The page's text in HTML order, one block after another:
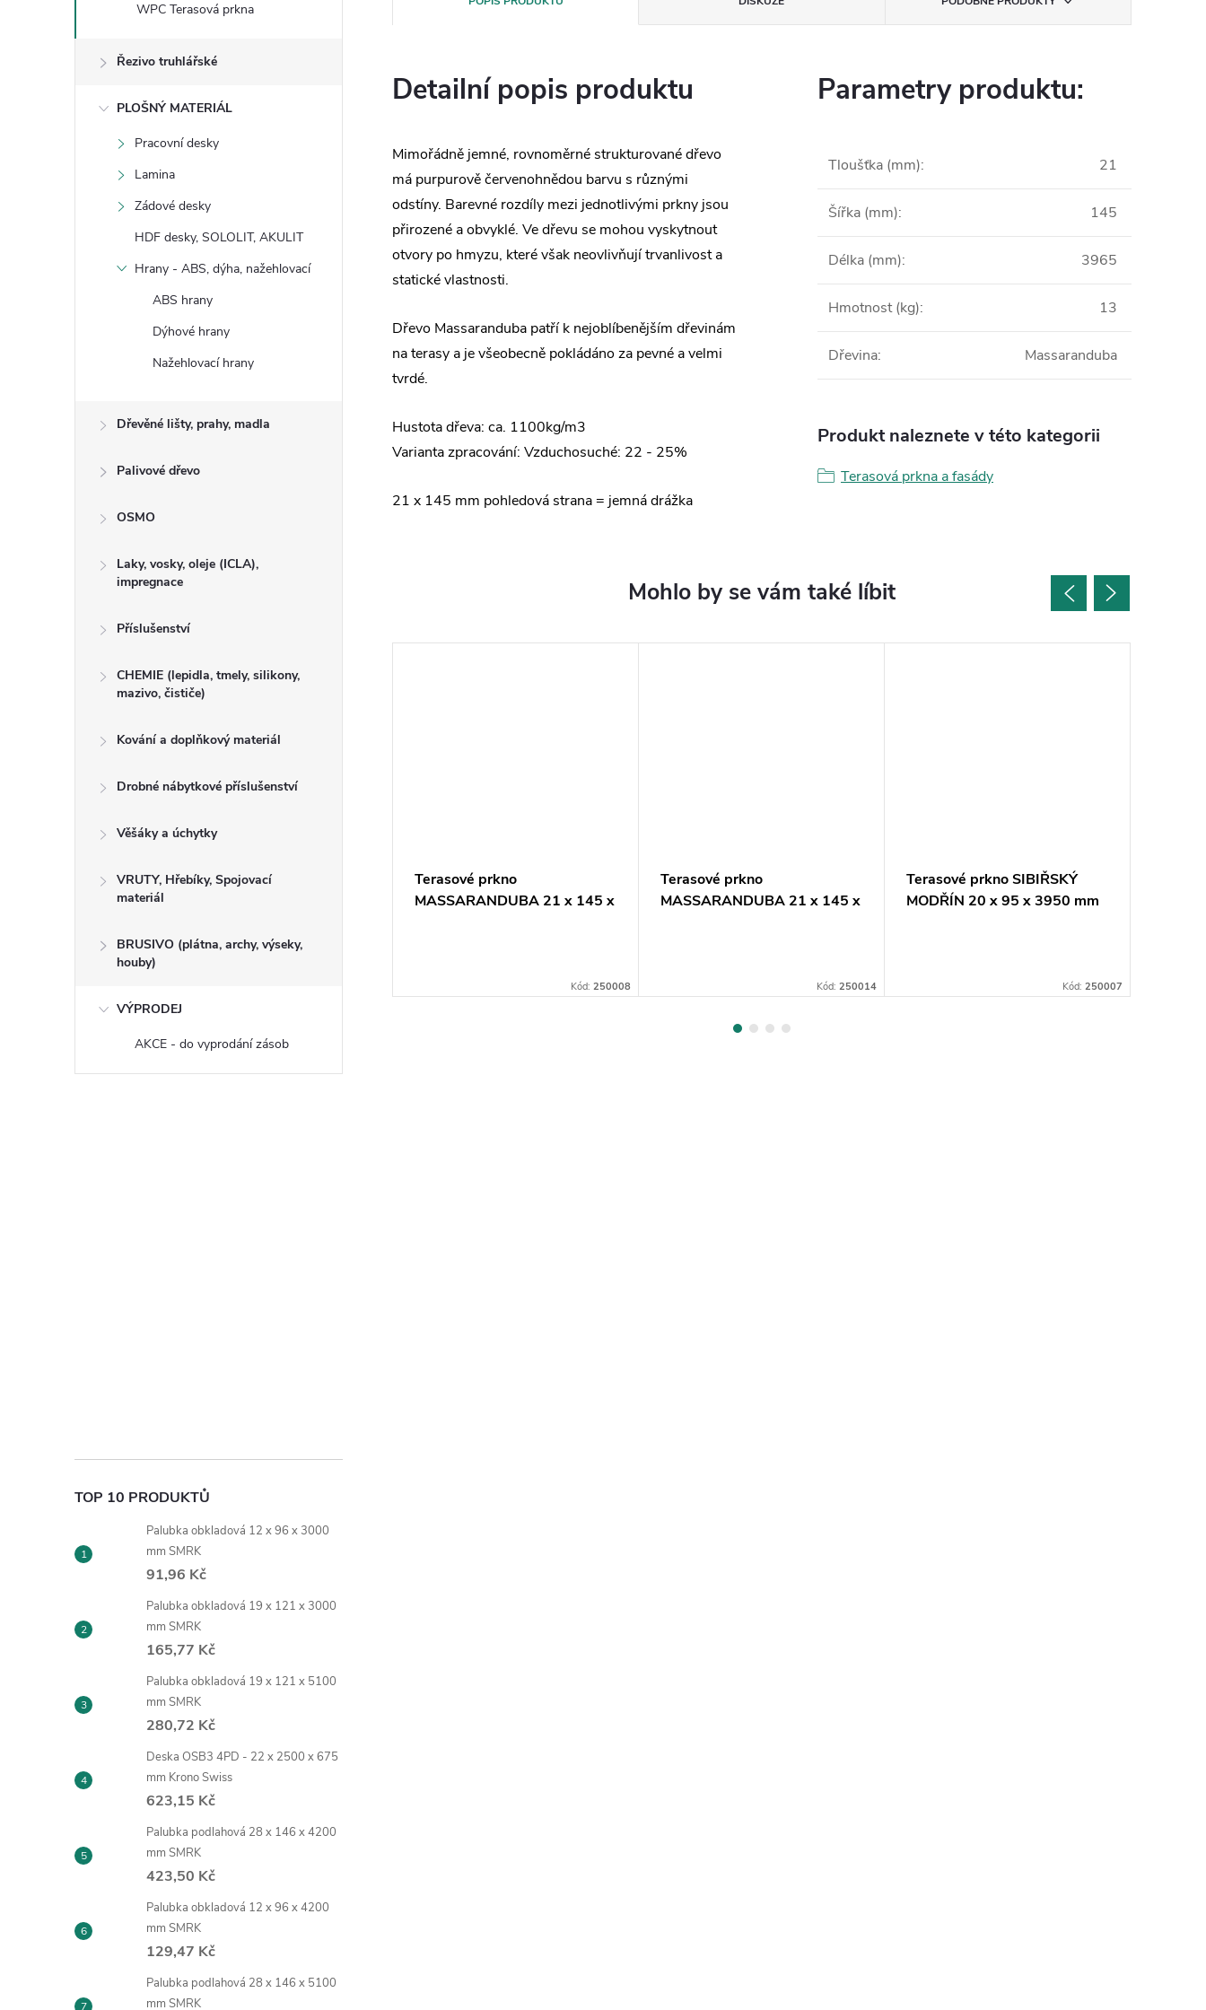
WPC Terasová prkna
Řezivo truhlářské
PLOŠNÝ MATERIÁL
Pracovní desky
Lamina
Zádové desky
HDF desky, SOLOLIT, AKULIT
Hrany - ABS, dýha, nažehlovací
ABS hrany
Dýhové hrany
Nažehlovací hrany
Dřevěné lišty, prahy, madla
Palivové dřevo
OSMO
Laky, vosky, oleje (ICLA),
impregnace
Příslušenství
CHEMIE (lepidla, tmely, silikony,
mazivo, čističe)
Kování a doplňkový materiál
Drobné nábytkové příslušenství
Věšáky a úchytky
VRUTY, Hřebíky, Spojovací
materiál
BRUSIVO (plátna, archy, výseky,
houby)
VÝPRODEJ
AKCE - do vyprodání zásob
TOP 10 PRODUKTŮ
Palubka obkladová 12 x 96 x 3000
mm SMRK
91,96 Kč
Palubka obkladová 19 x 121 x 3000
mm SMRK
165,77 Kč
Palubka obkladová 19 x 121 x 5100
mm SMRK
280,72 Kč
Deska OSB3 4PD - 22 x 2500 x 675
mm Krono Swiss
623,15 Kč
Palubka podlahová 28 x 146 x 4200
mm SMRK
423,50 Kč
Palubka obkladová 12 x 96 x 4200
mm SMRK
129,47 Kč
Palubka podlahová 28 x 146 x 5100
mm SMRK
Detailní popis produktu
Mimořádně jemné, rovnoměrné strukturované dřevo
má purpurově červenohnědou barvu s různými
odstíny. Barevné rozdíly mezi jednotlivými prkny jsou
přirozené a obvyklé. Ve dřevu se mohou vyskytnout
otvory po hmyzu, které však neovlivňují trvanlivost a
statické vlastnosti.
Dřevo Massaranduba patří k nejoblíbenějším dřevinám
na terasy a je všeobecně pokládáno za pevné a velmi
tvrdé.
Hustota dřeva: ca. 1100kg/m3
Varianta zpracování: Vzduchosuché: 22 - 25%
21 x 145 mm pohledová strana = jemná drážka
Parametry produktu:
Tloušťka (mm): 21
Šířka (mm): 145
Délka (mm): 3965
Hmotnost (kg): 13
Dřevina: Massaranduba
Produkt naleznete v této kategorii
Terasová prkna a fasády
Terasové prkno SLEZSKÝ
Terasové prkno
MASSARANDUBA 21 x 145 x
Kód: 250008
Terasové prkno
MASSARANDUBA 21 x 145 x
Kód: 250014
Terasové prkno SIBIŘSKÝ
MODŘÍN 20 x 95 x 3950 mm
Kód: 250007